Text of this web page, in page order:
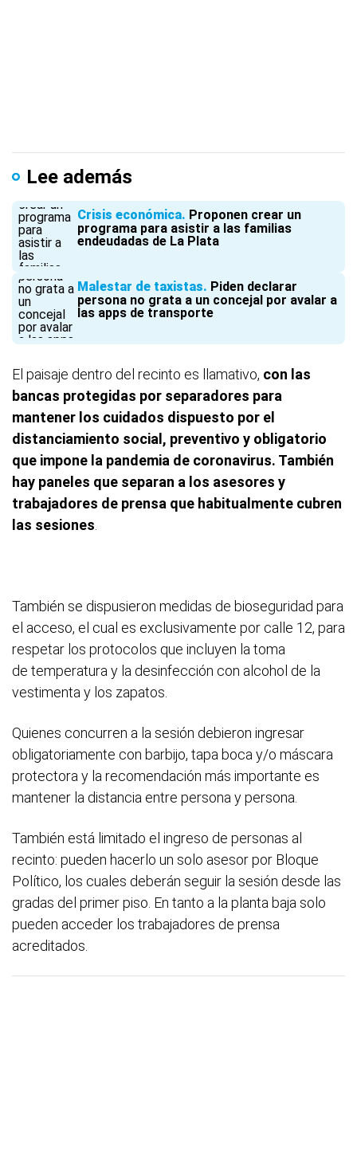
Lee además
Crisis económica Proponen crear un
programa para asistir a las familias
endeudadas de La Plata
Malestar de taxistas Piden declarar
persona no grata a un concejal por avalar a
las apps de transporte
El paisaje dentro del recinto es llamativo, con las
bancas protegidas por separadores para
mantener los cuidados dispuesto por el
distanciamiento social, preventivo y obligatorio
que impone la pandemia de coronavirus. También
hay paneles que separan a los asesores y
trabajadores de prensa que habitualmente cubren
las sesiones
También se dispusieron medidas de bioseguridad para
el acceso, el cual es exclusivamente por calle 12, para
respetar los protocolos que incluyen la toma
de temperatura y la desinfección con alcohol de la
vestimenta y los zapatos.
Quienes concurren a la sesión debieron ingresar
obligatoriamente con barbijo, tapa boca y/o máscara
protectora y la recomendación más importante es
mantener la distancia entre persona y persona.
También está limitado el ingreso de personas al
recinto: pueden hacerlo un solo asesor por Bloque
Político, los cuales deberán seguir la sesión desde las
gradas del primer piso. En tanto a la planta baja solo
pueden acceder los trabajadores de prensa
acreditados.